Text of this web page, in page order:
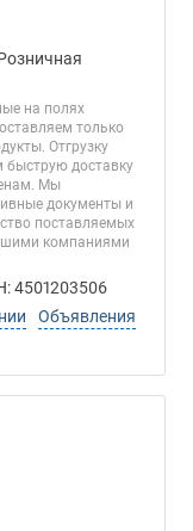
на полях
только
Отгрузку
быструю доставку
Мы
документы и
поставляемых
компаниями
4501203506
Объявления